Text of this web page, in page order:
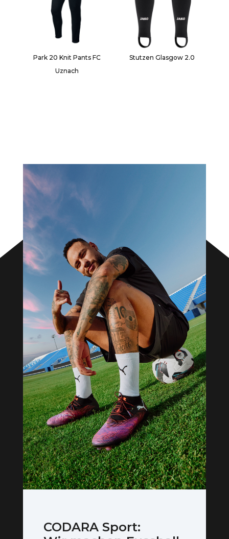
Park 20 Knit Pants FC
Uznach
Stutzen Glasgow 2.0
CODARA Sport: